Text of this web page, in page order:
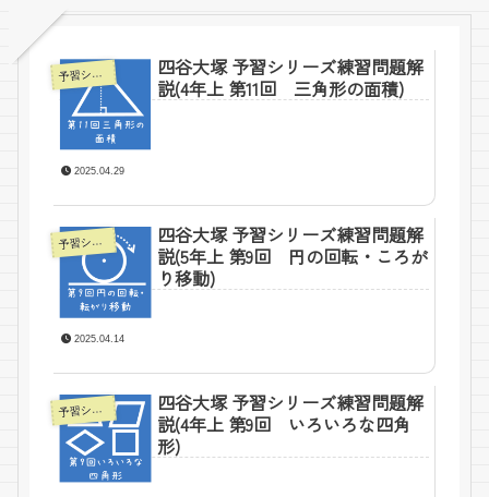
予習シリーズ4年上ー四谷大塚
四谷大塚 予習シリーズ練習問題解
説(4年上 第11回 三角形の面積)
2025.04.29
予習シリーズ5年上ー四谷大塚
四谷大塚 予習シリーズ練習問題解
説(5年上 第9回 円の回転・ころが
り移動)
2025.04.14
予習シリーズ4年上ー四谷大塚
四谷大塚 予習シリーズ練習問題解
説(4年上 第9回 いろいろな四角
形)